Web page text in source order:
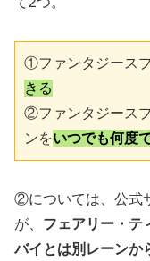
①ファンタジース
きる
②ファンタジース
ンをいつでも何度
②については、公式
が、 フェアリー・テ
バイとは別レーンか